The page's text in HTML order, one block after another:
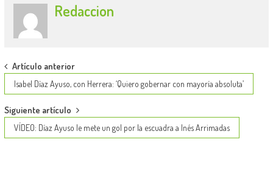
Redaccion
Post
navigation
Artículo anterior
Isabel Díaz Ayuso, con Herrera: ‘Quiero gobernar con mayoría absoluta’
Siguiente artículo
VÍDEO: Díaz Ayuso le mete un gol por la escuadra a Inés Arrimadas